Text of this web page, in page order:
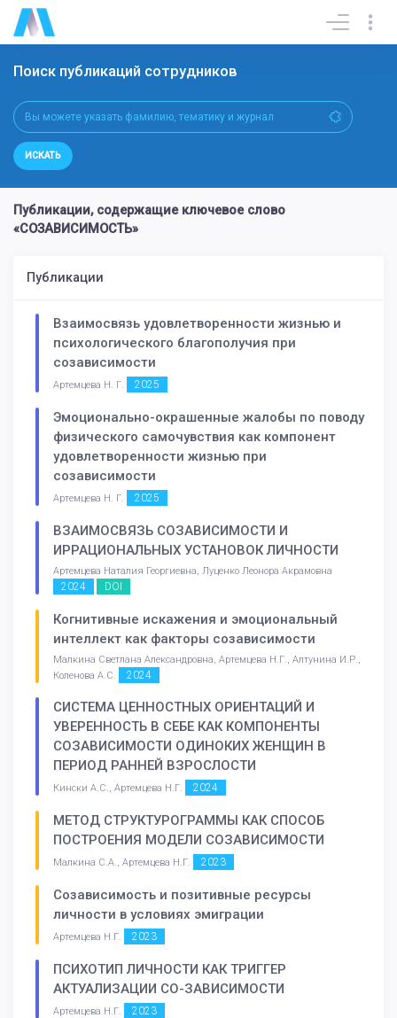
Поиск публикаций сотрудников
ИСКАТЬ
Публикации, содержащие ключевое слово
«СОЗАВИСИМОСТЬ»
Публикации
Взаимосвязь удовлетворенности жизнью и
психологического благополучия при
созависимости
Артемцева Н. Г. 2025
Эмоционально-окрашенные жалобы по поводу
физического самочувствия как компонент
удовлетворенности жизнью при
созависимости
Артемцева Н. Г. 2025
ВЗАИМОСВЯЗЬ СОЗАВИСИМОСТИ И
ИРРАЦИОНАЛЬНЫХ УСТАНОВОК ЛИЧНОСТИ
Артемцева Наталия Георгиевна, Луценко Леонора Акрамовна
2024 DOI
Когнитивные искажения и эмоциональный
интеллект как факторы созависимости
Малкина Светлана Александровна, Артемцева Н.Г., Алтунина И.Р.,
Коленова А.С.
2024
СИСТЕМА ЦЕННОСТНЫХ ОРИЕНТАЦИЙ И
УВЕРЕННОСТЬ В СЕБЕ КАК КОМПОНЕНТЫ
СОЗАВИСИМОСТИ ОДИНОКИХ ЖЕНЩИН В
ПЕРИОД РАННЕЙ ВЗРОСЛОСТИ
Кински А.С., Артемцева Н.Г. 2024
МЕТОД СТРУКТУРОГРАММЫ КАК СПОСОБ
ПОСТРОЕНИЯ МОДЕЛИ СОЗАВИСИМОСТИ
Малкина С.А., Артемцева Н.Г. 2023
Созависимость и позитивные ресурсы
личности в условиях эмиграции
Артемцева Н.Г. 2023
ПСИХОТИП ЛИЧНОСТИ КАК ТРИГГЕР
АКТУАЛИЗАЦИИ СО-ЗАВИСИМОСТИ
Артемцева Н.Г. 2023